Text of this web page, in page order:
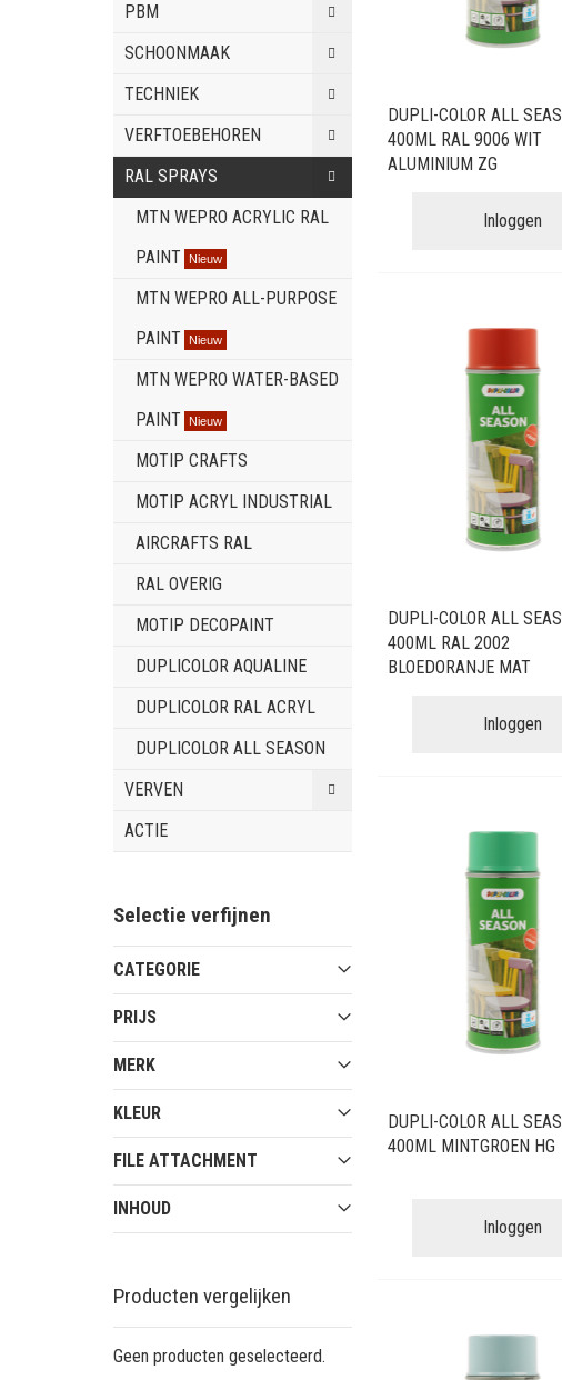
DUPLI-COLOR ALL
400ML RAL 9006 WIT
ALUMINIUM ZG
Inloggen
DUPLI-COLOR ALL
400ML RAL 2002
BLOEDORANJE MAT
Inloggen
DUPLI-COLOR ALL
400ML MINTGROEN HG
Inloggen
PBM
SCHOONMAAK
TECHNIEK
VERFTOEBEHOREN
RAL SPRAYS
MTN WEPRO ACRYLIC RAL
PAINT
Nieuw
MTN WEPRO ALL-PURPOSE
PAINT
Nieuw
MTN WEPRO WATER-BASED
PAINT
Nieuw
MOTIP CRAFTS
MOTIP ACRYL INDUSTRIAL
AIRCRAFTS RAL
RAL OVERIG
MOTIP DECOPAINT
DUPLICOLOR AQUALINE
DUPLICOLOR RAL ACRYL
DUPLICOLOR ALL SEASON
VERVEN
ACTIE
Selectie verfijnen
CATEGORIE
PRIJS
MERK
KLEUR
FILE ATTACHMENT
INHOUD
Producten vergelijken
Geen producten geselecteerd.